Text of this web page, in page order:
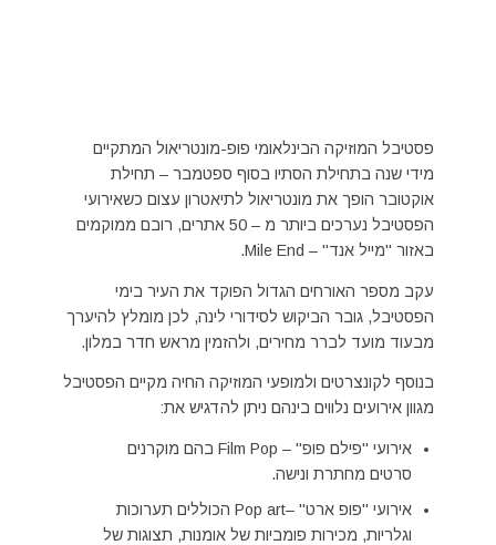
פסטיבל המוזיקה הבינלאומי פופ-מונטריאול המתקיים
מידי שנה בתחילת הסתיו בסוף ספטמבר – תחילת
אוקטובר הופך את מונטריאול לתיאטרון עצום כשאירועי
הפסטיבל נערכים ביותר מ – 50 אתרים, רובם ממוקמים
באזור "מייל אנד" – Mile End.
עקב מספר האורחים הגדול הפוקד את העיר בימי
הפסטיבל, גובר הביקוש לסידורי לינה, לכן מומלץ להיערך
מבעוד מועד לברר מחירים, ולהזמין מראש חדר במלון.
בנוסף לקונצרטים ולמופעי המוזיקה החיה מקיים הפסטיבל
מגוון אירועים נלווים בינהם ניתן להדגיש את:
אירועי "פילם פופ" – Film Pop בהם מוקרנים
סרטים מחתרת ונישה.
אירועי "פופ ארט" –Pop art הכוללים תערוכות
וגלריות, מכירות פומביות של אומנות, תצוגות של